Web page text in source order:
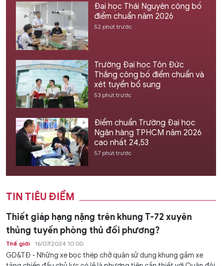
Đại học Thái Nguyên công bố
điểm chuẩn năm 2026
52 phút trước
Trường Đại học Tôn Đức
Thắng công bố điểm chuẩn và
xét tuyển bổ sung
53 phút trước
Điểm chuẩn Trường Đại học
Ngân hàng TPHCM năm 2026
cao nhất 24,53
57 phút trước
TIN TIÊU ĐIỂM
Thiết giáp hạng nặng trên khung T-72 xuyên
thủng tuyến phòng thủ đối phương?
Thế giới 16/07/2024 10:00
GD&TĐ - Những xe bọc thép chở quân sử dụng khung gầm xe